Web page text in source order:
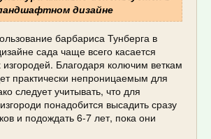
дизайне
барбариса Тунберга в
сада чаще всего касается
Благодаря колючим веткам
практически непроницаемым для
следует учитывать, что для
понадобится высадить сразу
и подождать 6-7 лет, пока они